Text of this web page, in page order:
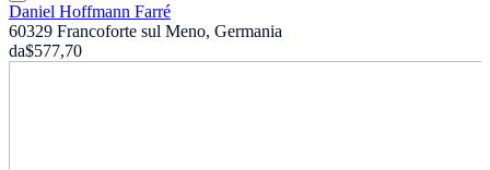
Daniel Hoffmann Farré
60329 Francoforte sul Meno, Germania
da$577,70